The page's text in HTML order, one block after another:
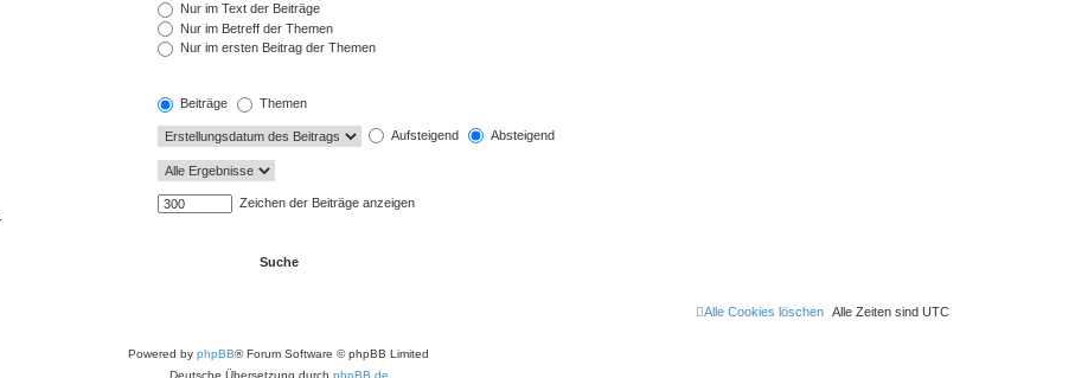
Nur im Text der Beiträge
Nur im Betreff der Themen
Nur im ersten Beitrag der Themen
Beiträge Themen
Aufsteigend Absteigend
Zeichen der Beiträge anzeigen
Alle Zeiten sind UTC
Alle Cookies löschen
Powered by phpBB® Forum Software © phpBB Limited
Deutsche Übersetzung durch phpBB.de